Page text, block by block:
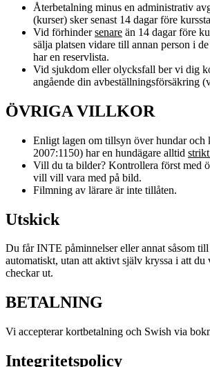
Återbetalning minus en administrativ
(kurser) sker senast 14 dagar före
Vid förhindersenare än 14 dagar före
sälja platsen vidare till annan person i
har en reservlista.
Vid sjukdom eller olycksfall ber vi dig
angående din avbeställningsförsäkring
ÖVRIGA VILLKOR
Enligt lagen om tillsyn över hundar och
2007:1150) har en hundägare alltid
Vill du ta bilder? Kontrollera först med
vill vill vara med på bild.
Filmning av lärare är inte tillåten.
Utskick
Du får INTE påminnelser eller annat såsom
automatiskt, utan att aktivt själv kryssa i att du
checkar ut.
BETALNING
Vi accepterar kortbetalning och Swish via
Integritetspolicy